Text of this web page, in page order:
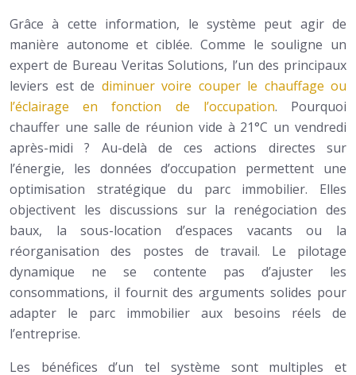
Grâce à cette information, le système peut agir de
manière autonome et ciblée. Comme le souligne un
expert de Bureau Veritas Solutions, l’un des principaux
leviers est de diminuer voire couper le chauffage ou
l’éclairage en fonction de l’occupation. Pourquoi
chauffer une salle de réunion vide à 21°C un vendredi
après-midi ? Au-delà de ces actions directes sur
l’énergie, les données d’occupation permettent une
optimisation stratégique du parc immobilier. Elles
objectivent les discussions sur la renégociation des
baux, la sous-location d’espaces vacants ou la
réorganisation des postes de travail. Le pilotage
dynamique ne se contente pas d’ajuster les
consommations, il fournit des arguments solides pour
adapter le parc immobilier aux besoins réels de
l’entreprise.
Les bénéfices d’un tel système sont multiples et